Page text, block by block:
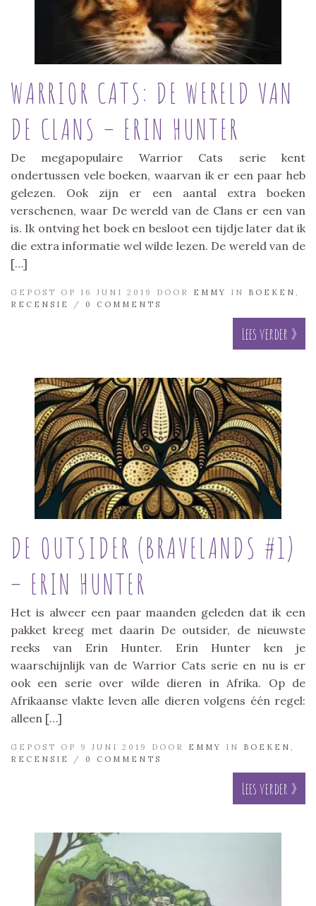
WARRIOR CATS: DE WERELD VAN
DE CLANS – ERIN HUNTER
De megapopulaire Warrior Cats serie kent
ondertussen vele boeken, waarvan ik er een paar heb
gelezen. Ook zijn er een aantal extra boeken
verschenen, waar De wereld van de Clans er een van
is. Ik ontving het boek en besloot een tijdje later dat ik
die extra informatie wel wilde lezen. De wereld van de
[…]
GEPOST OP 16 JUNI 2019 DOOR EMMY IN BOEKEN
RECENSIE
/ 0 COMMENTS
Lees verder »
DE OUTSIDER (BRAVELANDS #1)
– ERIN HUNTER
Het is alweer een paar maanden geleden dat ik een
pakket kreeg met daarin De outsider, de nieuwste
reeks van Erin Hunter. Erin Hunter ken je
waarschijnlijk van de Warrior Cats serie en nu is er
ook een serie over wilde dieren in Afrika. Op de
Afrikaanse vlakte leven alle dieren volgens één regel:
alleen […]
GEPOST OP 9 JUNI 2019 DOOR EMMY IN BOEKEN
RECENSIE
/ 0 COMMENTS
Lees verder »